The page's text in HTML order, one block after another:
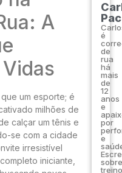
A
um esporte; é
milhões de
calçar um tênis e
se com a cidade
irresistível
iniciante,
é
de
rua
há
mais
de
12
anos
e
por
e
sobre